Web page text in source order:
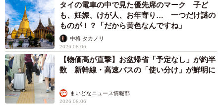
タイの電車の中で見た優先席のマーク 子ど
も、妊娠、けが人、お年寄り… 一つだけ謎の
ものが！？「だから黄色なんですね」
中将 タカノリ
2026.08.06
【物価高が直撃】お盆帰省「予定なし」が約半
数 新幹線・高速バスの「使い分け」が鮮明に
まいどなニュース情報部
2026.08.06